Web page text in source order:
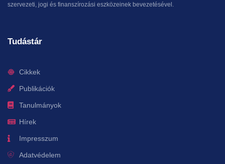
szervezeti, jogi és finanszírozási eszközeinek bevezetésével.
Tudástár
Cikkek
Publikációk
Tanulmányok
Hírek
Impresszum
Adatvédelem